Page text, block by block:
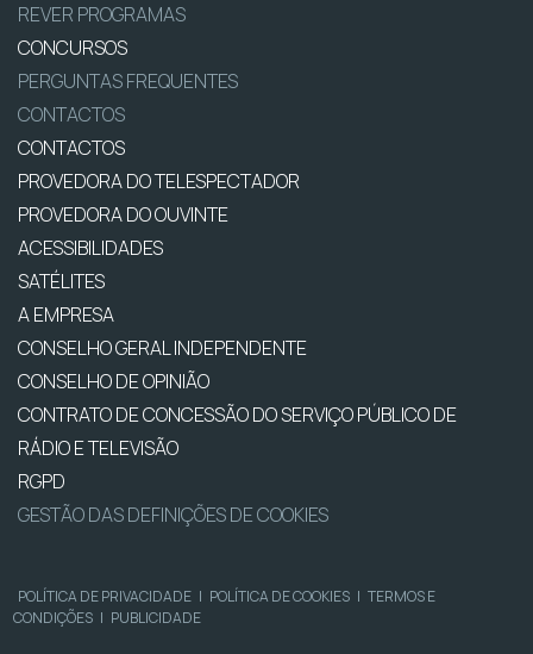
REVER PROGRAMAS
CONCURSOS
PERGUNTAS FREQUENTES
CONTACTOS
CONTACTOS
PROVEDORA DO TELESPECTADOR
PROVEDORA DO OUVINTE
ACESSIBILIDADES
SATÉLITES
A EMPRESA
CONSELHO GERAL INDEPENDENTE
CONSELHO DE OPINIÃO
CONTRATO DE CONCESSÃO DO SERVIÇO PÚBLICO DE
RÁDIO E TELEVISÃO
RGPD
GESTÃO DAS DEFINIÇÕES DE COOKIES
POLÍTICA DE PRIVACIDADE | POLÍTICA DE COOKIES | TERMOS E
CONDIÇÕES | PUBLICIDADE